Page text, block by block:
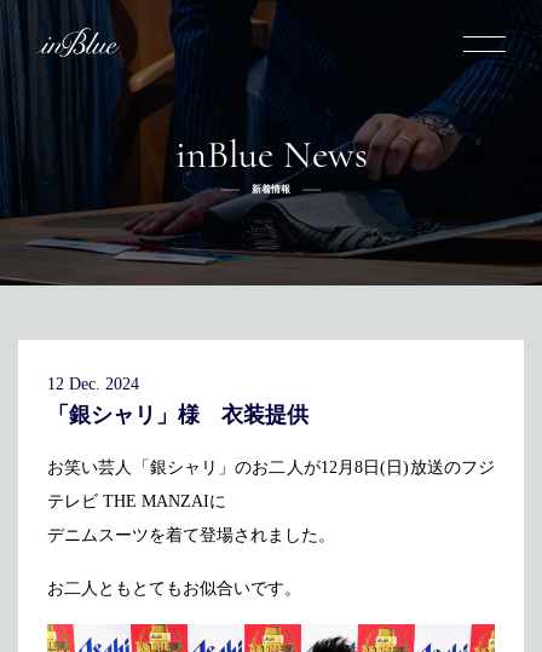
inBlueについて
inBlueの強み ヒストリー
オーダー方法
ふるさと納税取扱方法
リボーン
新着
ニュース インタビュー
社長ブログ
採用情報
新卒採用
代表メッセージ
JP EN
inBlue News
新着情報
12 Dec. 2024
「銀シャリ」様 衣装提供
お笑い芸人「銀シャリ」のお二人が12月8日(日)放送のフジ
テレビ THE MANZAIに
デニムスーツを着て登場されました。
お二人ともとてもお似合いです。